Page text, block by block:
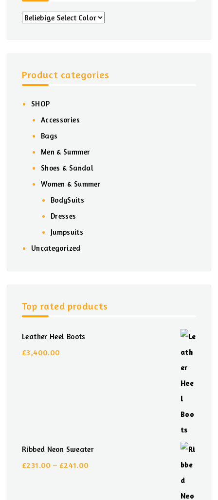
Product categories
SHOP
Accessories
Bags
Men & Summer
Shoes & Sandal
Women & Summer
BodySuits
Dresses
Jumpsuits
Uncategorized
Top rated products
Leather Heel Boots
£3,400.00
Ribbed Neon Sweater
£231.00 – £241.00